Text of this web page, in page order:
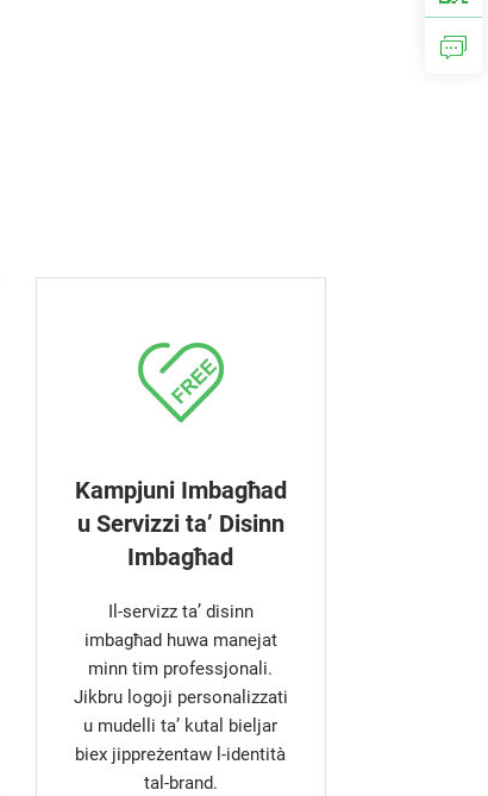
Kampjuni Imbagħad
u Servizzi ta’ Disinn
Imbagħad
Il-servizz ta’ disinn
imbagħad huwa manejat
minn tim professjonali.
Jikbru logoji personalizzati
u mudelli ta’ kutal bieljar
biex jippreżentaw l-identità
tal-brand.